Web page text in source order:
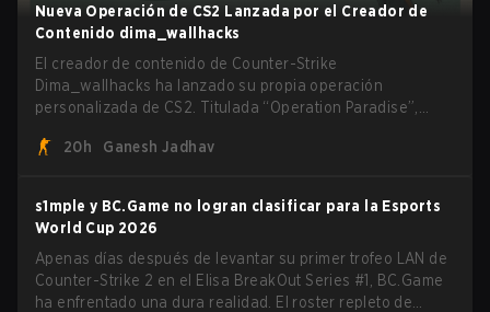
Nueva Operación de CS2 Lanzada por el Creador de
Contenido dima_wallhacks
El creador de contenido de Counter-Strike
Dima_wallhacks ha lanzado su propia operación
personalizada de CS2. Titulada “Operation Paradise”,
misiones, cosméticos y más.
20h Ganesh Jadhav
s1mple y BC.Game no logran clasificar para la Esports
World Cup 2026
Apenas días después de levantar su primer trofeo LAN de
Counter-Strike 2 en el Elisa BreakOut Series #1, BC.Game
ha enfrentado una dura realidad. El roster repleto de